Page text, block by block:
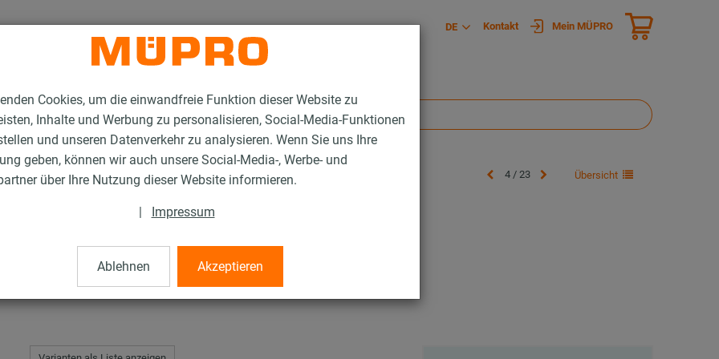
Cookies, um die einwandfreie Funktion dieser Website zu
Inhalte und Werbung zu personalisieren, Social-Media-Funktionen
und unseren Datenverkehr zu analysieren. Wenn Sie uns Ihre
geben, können wir auch unsere Social-Media-, Werbe- und
über Ihre Nutzung dieser Website informieren.
| Impressum
Ablehnen Akzeptieren
DE Kontakt Mein MÜPRO
und Zubehör für die Schwerlastbefestigung Rohrschlitten Typ TF-2 4 / 23 Übersicht
2